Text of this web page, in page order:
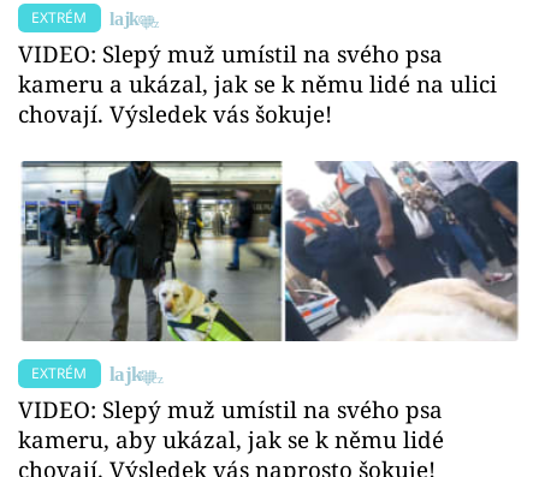
EXTRÉM
VIDEO: Slepý muž umístil na svého psa
kameru a ukázal, jak se k němu lidé na ulici
chovají. Výsledek vás šokuje!
EXTRÉM
VIDEO: Slepý muž umístil na svého psa
kameru, aby ukázal, jak se k němu lidé
chovají. Výsledek vás naprosto šokuje!